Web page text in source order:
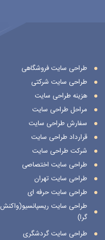
طراحی سایت فروشگاهی
طراحی سایت شرکتی
هزینه طراحی سایت
مراحل طراحی سایت
سفارش طراحی سایت
قرارداد طراحی سایت
شرکت طراحی سایت
طراحی سایت اختصاصی
طراحی سایت تهران
طراحی سایت حرفه ای
طراحی سایت ریسپانسیو(واکنش
گرا)
طراحی سایت گردشگری